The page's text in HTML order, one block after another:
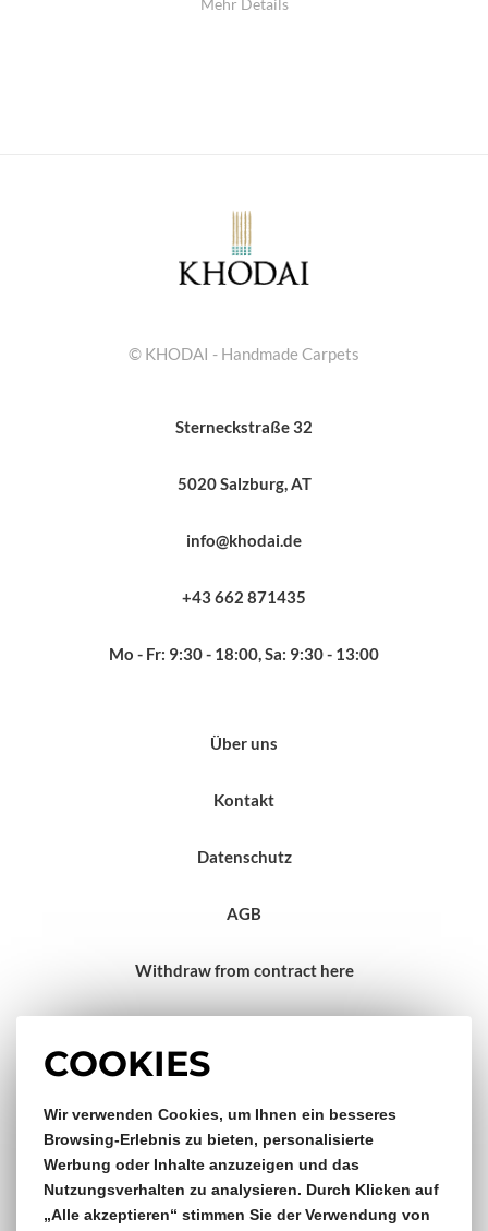
Mehr Details
COOKIES
Wir verwenden Cookies, um Ihnen ein besseres
Browsing-Erlebnis zu bieten, personalisierte
Werbung oder Inhalte anzuzeigen und das
Nutzungsverhalten zu analysieren. Durch Klicken auf
„Alle akzeptieren“ stimmen Sie der Verwendung von
© KHODAI - Handmade Carpets
Sterneckstraße 32
5020 Salzburg, AT
info@khodai.de
+43 662 871435
Mo - Fr: 9:30 - 18:00, Sa: 9:30 - 13:00
Über uns
Kontakt
Datenschutz
AGB
Withdraw from contract here
Gratis Versand & Rückversand
ab €150,- Bestellwert
14 Tage Rückgaberecht